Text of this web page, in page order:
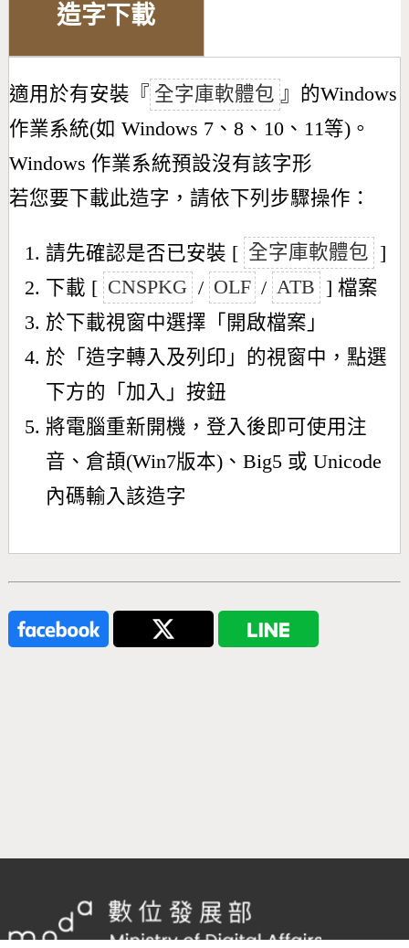
造字下載
適用於有安裝『 全字庫軟體包 』的Windows
作業系統(如 Windows 7、8、10、11等)。
Windows 作業系統預設沒有該字形
若您要下載此造字，請依下列步驟操作：
請先確認是否已安裝 [ 全字庫軟體包 ]
下載 [ CNSPKG / OLF / ATB ] 檔案
於下載視窗中選擇「開啟檔案」
於「造字轉入及列印」的視窗中，點選
下方的「加入」按鈕
將電腦重新開機，登入後即可使用注
音、倉頡(Win7版本)、Big5 或 Unicode
內碼輸入該造字